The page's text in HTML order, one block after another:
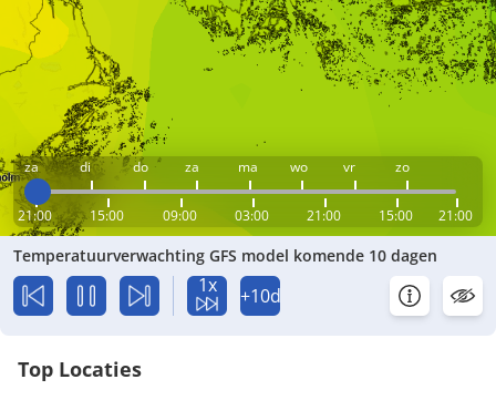
za di do za ma wo vr zo
21:00 15:00 09:00 03:00 21:00 15:00 21:00
Temperatuurverwachting GFS model komende 10 dagen
1x +10d
Top Locaties